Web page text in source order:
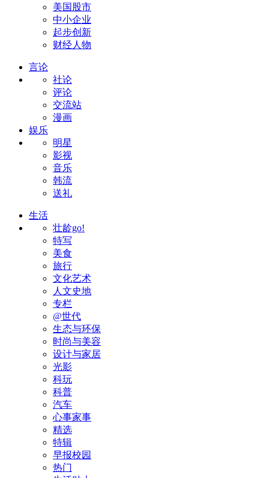
美国股市
中小企业
起步创新
财经人物
言论
社论
评论
交流站
漫画
娱乐
明星
影视
音乐
韩流
送礼
生活
壮龄go!
特写
美食
旅行
文化艺术
人文史地
专栏
@世代
生态与环保
时尚与美容
设计与家居
光影
科玩
科普
汽车
心事家事
精选
特辑
早报校园
热门